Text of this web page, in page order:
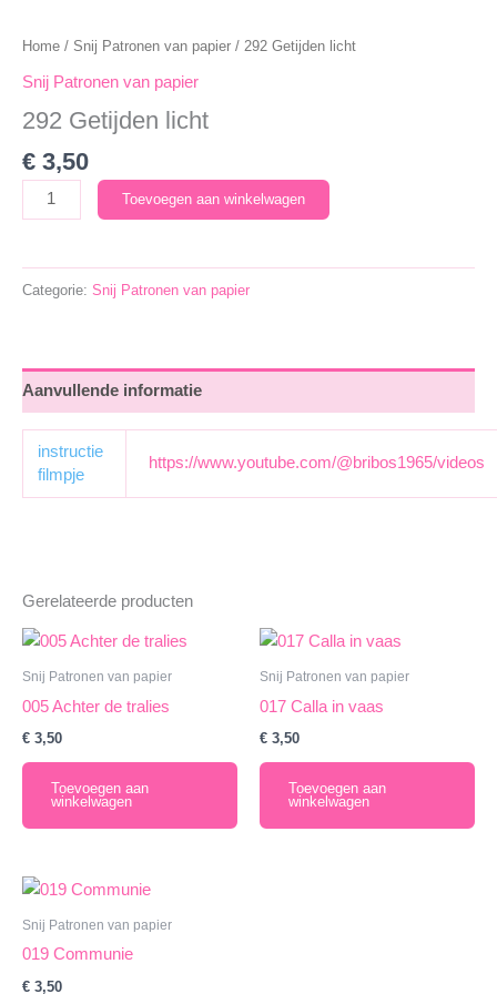
Home / Snij Patronen van papier / 292 Getijden licht
Snij Patronen van papier
292 Getijden licht
€ 3,50
Getijden
Toevoegen aan winkelwagen
Categorie: Snij Patronen van papier
Aanvullende informatie
instructie
filmpje
https://www.youtube.com/@bribos1965/videos
Gerelateerde producten
Snij Patronen van papier
005 Achter de tralies
€ 3,50
Toevoegen aan
winkelwagen
Snij Patronen van papier
017 Calla in vaas
€ 3,50
Toevoegen aan
winkelwagen
Snij Patronen van papier
019 Communie
€ 3,50